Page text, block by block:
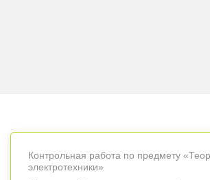
Контрольная работа по предмету
электротехники»